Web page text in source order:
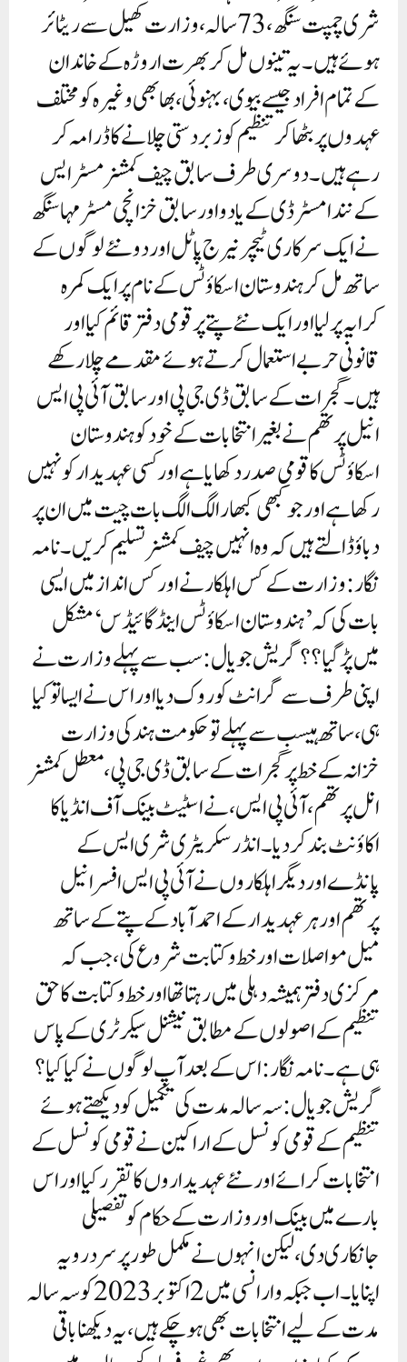
شری چمپت سنگھ، 73 سالہ، وزارت کھیل سے ریٹائر
ہوئے ہیں۔ یہ تینوں مل کر بھرت اروڑہ کے خاندان
کے تمام افراد جیسے بیوی، بہنوئی، بھابھی وغیرہ کو مختلف
عہدوں پر بٹھا کر تنظیم کو زبردستی چلانے کا ڈرامہ کر
رہے ہیں۔دوسری طرف سابق چیف کمشنر مسٹر ایس
کے نندا مسٹر ڈی کے یادو اور سابق خزانچی مسٹر مہاسنگھ
نے ایک سرکاری ٹیچر نیرج پاٹل اور دو نئے لوگوں کے
ساتھ مل کر ہندوستان اسکاؤٹس کے نام پر ایک کمرہ
کرایہ پر لیا اور ایک نئے پتے پر قومی دفتر قائم کیا اور
قانونی حربے استعمال کرتے ہوئے مقدمے چلا رکھے
ہیں۔ گجرات کے سابق ڈی جی پی اور سابق آئی پی ایس
انیل پرتھم نے بغیر انتخابات کے خود کو ہندوستان
اسکاؤٹس کا قومی صدر دکھایا ہے اور کسی عہدیدار کو نہیں
رکھا ہے اور جو کبھی کبھار الگ الگ بات چیت میں ان پر
دباؤ ڈالتے ہیں کہ وہ انہیں چیف کمشنر تسلیم کریں۔نامہ
نگار: وزارت کے کس اہلکار نے اور کس انداز میں ایسی
بات کی کہ ’ہندوستان اسکاؤٹس اینڈ گائیڈس‘ مشکل
میں پڑ گیا؟؟گریش جویال: سب سے پہلے وزارت نے
اپنی طرف سے گرانٹ کو روک دیا اور اس نے ایسا تو کیا
ہی، ساتھ ہیسب سے پہلے تو حکومت ہند کی وزارت
خزانہ کے خط پر گجرات کے سابق ڈی جی پی، معطل کمشنر
انل پرتھم، آئی پی ایس، نے اسٹیٹ بینک آف انڈیا کا
اکاؤنٹ بند کر دیا۔ انڈر سکریٹری شری ایس کے
پانڈے اور دیگر اہلکاروں نے آئی پی ایس افسر انیل
پرتھم اور ہر عہدیدار کے احمد آباد کے پتے کے ساتھ
میل مواصلات اور خط و کتابت شروع کی، جب کہ
مرکزی دفتر ہمیشہ دہلی میں رہتا تھا اور خط و کتابت کا حق
تنظیم کے اصولوں کے مطابق نیشنل سیکرٹری کے پاس
ہی ہے۔نامہ نگار: اس کے بعد آپ لوگوں نے کیا کیا؟
گریش جویال: سہ سالہ مدت کی تکمیل کو دیکھتے ہوئے
تنظیم کے قومی کونسل کے اراکین نے قومی کونسل کے
انتخابات کرائے اور نئے عہدیداروں کا تقرر کیا اور اس
بارے میں بینک اور وزارت کے حکام کو تفصیلی
جانکاری دی، لیکن انہوں نے مکمل طور پر سرد رویہ
اپنایا۔اب جبکہ وارانسی میں 2 اکتوبر 2023 کو سہ سالہ
مدت کے لیے انتخابات بھی ہو چکے ہیں، یہ دیکھنا باقی